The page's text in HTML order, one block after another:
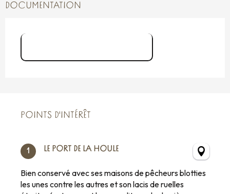
DOCUMENTATION
POINTS D'INTÉRÊT
1 LE PORT DE LA HOULE
Bien conservé avec ses maisons de pêcheurs blotties
les unes contre les autres et son lacis de ruelles